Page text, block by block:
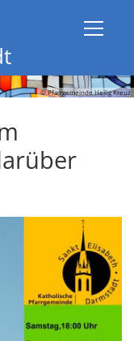
© Pfarrgemeinde Heilig Kreuz